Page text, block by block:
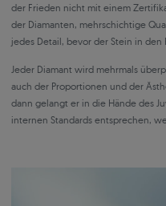
der Frieden nicht mit einem
der Diamanten, mehrschichtige
jedes Detail, bevor der Stein in den
Jeder Diamant wird mehrmals
auch der Proportionen und der
dann gelangt er in die Hände des
internen Standards entsprechen,